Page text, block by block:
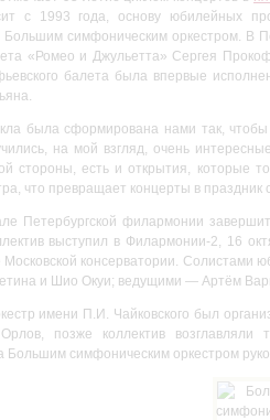
с 1993 года, основу юбилейных
симфоническим оркестром. В
«Ромео и Джульетта» Сергея
балета была впервые
была сформирована нами так,
на мой взгляд, очень
стороны, есть и открытия,
что превращает концерты в праздник
Петербургской филармонии
выступил в Филармонии‑2,
консерватории. Солистами
и Шио Окуи; ведущими — Артём
имени П.И. Чайковского был
позже коллектив
Большим симфоническим оркестром